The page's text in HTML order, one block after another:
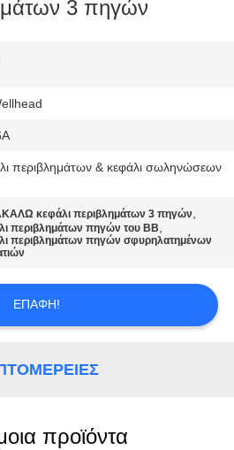
3 πηγών
περιβλημάτων & κεφάλι σωληνώσεων
κεφάλι περιβλημάτων 3 πηγών,
περιβλημάτων πηγών του BB,
περιβλημάτων πηγών σφυρηλατημένων
ΕΠΑΦΉ!
προϊόντα